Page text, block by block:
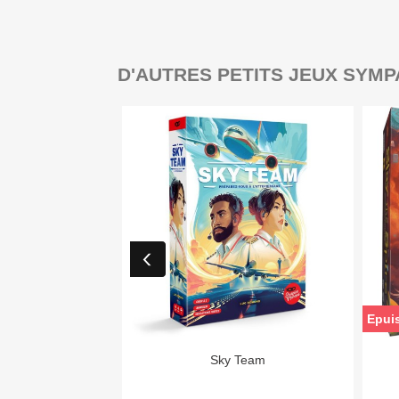
D'AUTRES PETITS JEUX
Aperçu rapide
Sky Team